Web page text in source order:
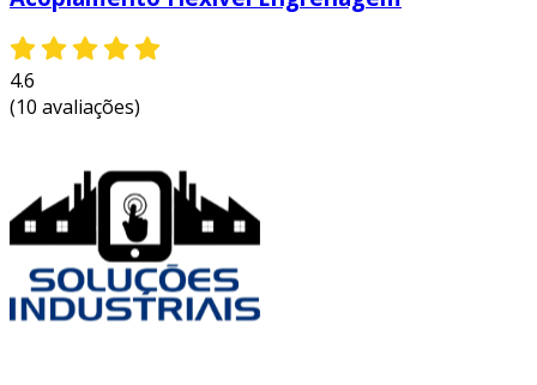
4.6
(10 avaliações)